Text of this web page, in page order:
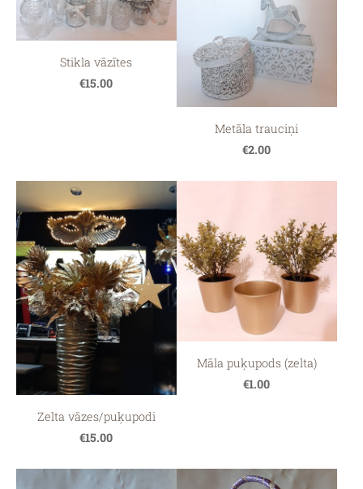
Stikla vāzītes
€15.00
Metāla trauciņi
€2.00
Zelta vāzes/puķupodi
€15.00
Māla puķupods (zelta)
€1.00